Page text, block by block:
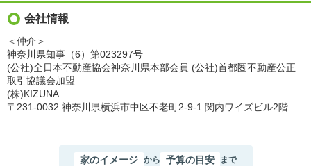
会社情報
＜仲介＞
神奈川県知事（6）第023297号
(公社)全日本不動産協会神奈川県本部会員 (公社)首都圏不動産公正
取引協議会加盟
(株)KIZUNA
〒231-0032 神奈川県横浜市中区不老町2-9-1 関内ワイズビル2階
家のイメージ から 予算の目安 まで